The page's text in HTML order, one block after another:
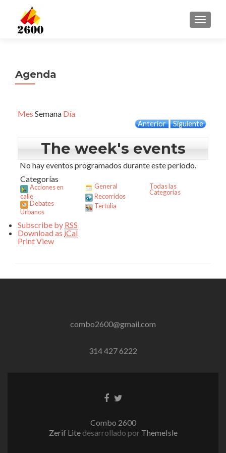
Agenda
Mes Semana Día
Anterior Siguiente
The week's events
No hay eventos programados durante este período.
Categorías
Acciones en
calle
Debates
Urbanos
General
Recorridos
Tertulia
Todas las
Categorías
Subscribe by RSS
Download as iCal
PrintView
combo2600@gmail.com
314 427 6222
EnlaceEnlace
Combo 2600
Zerif Lite desarrollado por ThemeIsle